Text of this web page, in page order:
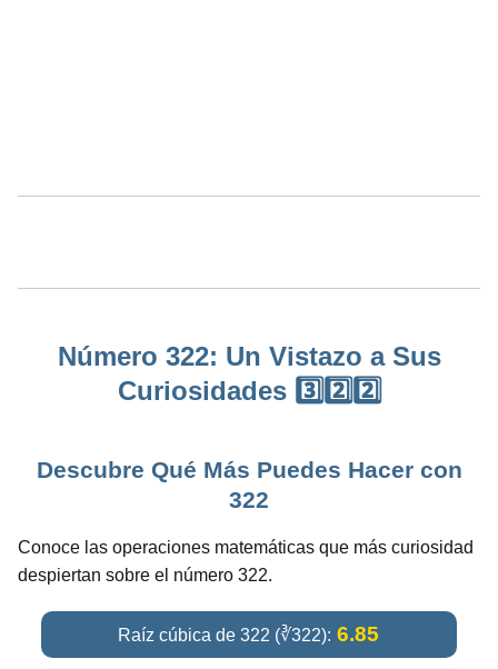
Número 322: Un Vistazo a Sus
Curiosidades 3️⃣2️⃣2️⃣
Descubre Qué Más Puedes Hacer con
322
Conoce las operaciones matemáticas que más curiosidad
despiertan sobre el número 322.
Raíz cúbica de 322 (∛322): 6.85